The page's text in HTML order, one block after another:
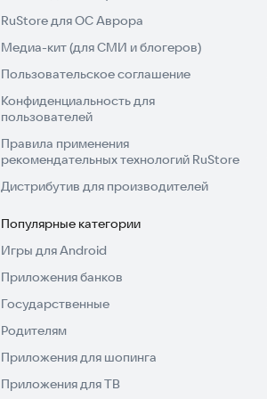
RuStore для ОС Аврора
Медиа-кит (для СМИ и блогеров)
Пользовательское соглашение
Конфиденциальность для
пользователей
Правила применения
рекомендательных технологий RuStore
Дистрибутив для производителей
Популярные категории
Игры для Android
Приложения банков
Государственные
Родителям
Приложения для шопинга
Приложения для ТВ